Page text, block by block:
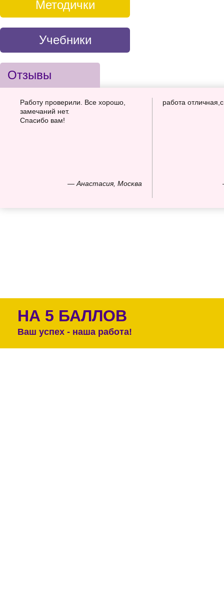
Методички
Учебники
Отзывы
— Анастасия, Москва
Работу проверили. Все хорошо,
замечаний нет.
Спасибо вам!
работа
НА 5 БАЛЛОВ
Ваш успех - наша работа!